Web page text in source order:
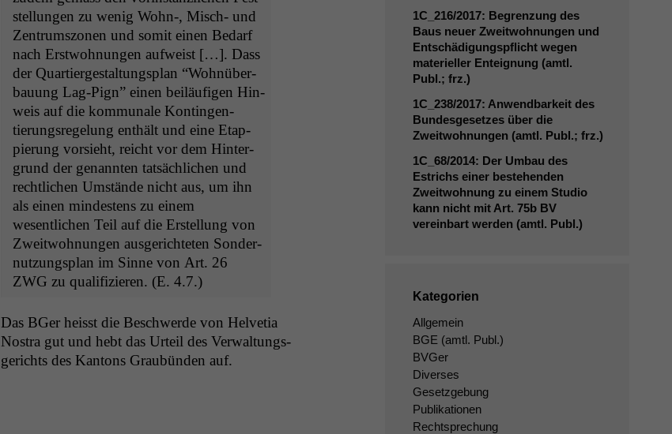
stel­lun­gen zu wenig Wohn‑, Misch- und
Zen­trum­szo­nen und somit einen Bedarf
nach Erst­woh­nun­gen aufweist […]. Dass
der Quartiergestal­tungs­plan “Wohnüber­
bau­ung Lag-Pign” einen beiläu­fi­gen Hin­
weis auf die kom­mu­nale Kontin­gen­
tierungsregelung enthält und eine Etap­
pierung vor­sieht, reicht vor dem Hin­ter­
grund der genan­nten tat­säch­lichen und
rechtlichen Umstände nicht aus, um ihn
als einen min­destens zu einem
wesentlichen Teil auf die Erstel­lung von
Zweit­woh­nun­gen aus­gerichteten Son­der­
nutzungs­plan im Sinne von Art. 26
ZWG zu qual­i­fizieren. (E. 4.7.)
Das BGer heisst die Beschw­erde von Hel­ve­tia
Nos­tra gut und hebt das Urteil des Ver­wal­tungs­
gerichts des Kan­tons Graubün­den auf.
1C_216/2017: Begrenzung des
Baus neuer Zweitwohnungen und
Entschädigungspflicht wegen
materieller Enteignung (amtl.
Publ.; frz.)
1C_238/2017: Anwendbarkeit des
Bundesgesetzes über die
Zweitwohnungen (amtl. Publ.; frz.)
1C_68/2014: Der Umbau des
Estrichs einer bestehenden
Zweitwohnung zu einem Studio
kann nicht mit Art. 75b BV
vereinbart werden (amtl. Publ.)
Kategorien
Allgemein
BGE (amtl. Publ.)
BVGer
Diverses
Gesetzgebung
Publikationen
Rechtsprechung